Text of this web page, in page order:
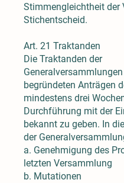
Stimmengleichtheit der
Stichentscheid.
Art. 21 Traktanden
Die Traktanden der
begründeten Anträgen
mindestens drei
Durchführung mit der
bekannt zu geben. In
der
a. Genehmigung des
letzten Versammlung
b. Mutationen